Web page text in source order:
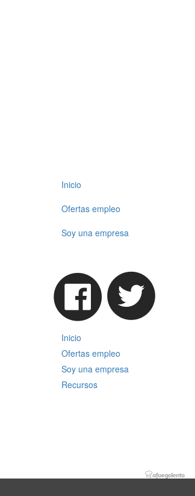
Inicio
Ofertas empleo
Soy una empresa
Inicio
Ofertas empleo
Soy una empresa
Recursos